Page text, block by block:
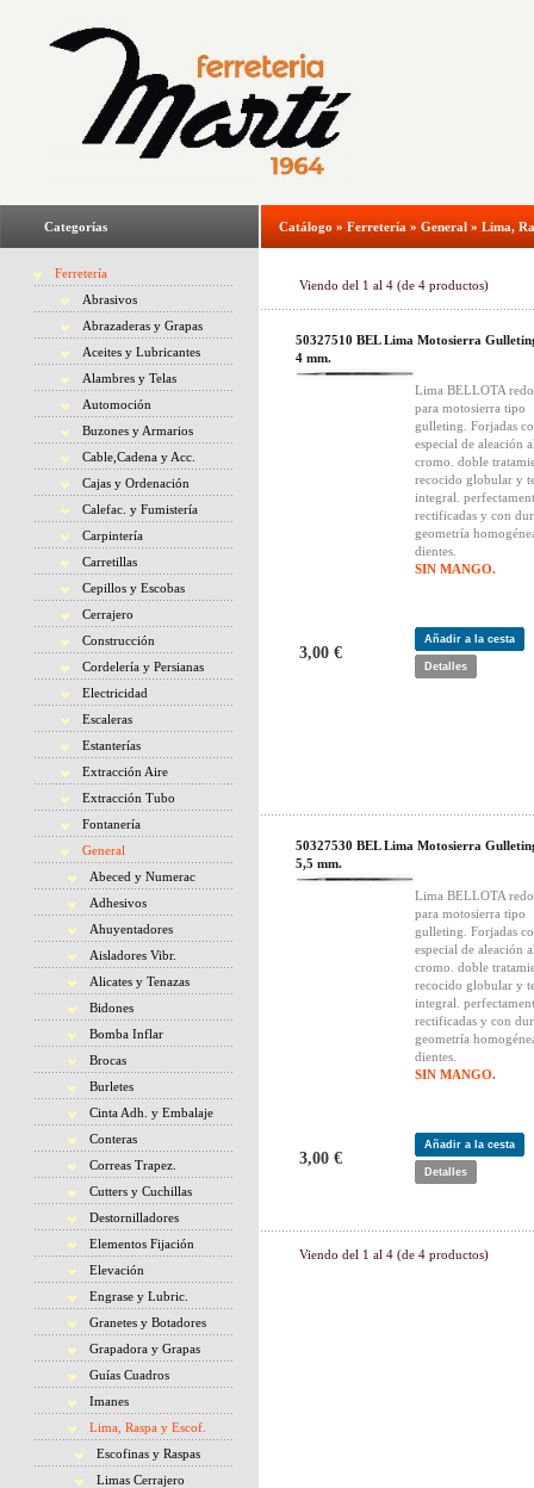
Categorías
Ferretería
Abrasivos
Abrazaderas y Grapas
Aceites y Lubricantes
Alambres y Telas
Automoción
Buzones y Armarios
Cable,Cadena y Acc.
Cajas y Ordenación
Calefac. y Fumistería
Carpintería
Carretillas
Cepillos y Escobas
Cerrajero
Construcción
Cordelería y Persianas
Electricidad
Escaleras
Estanterías
Extracción Aire
Extracción Tubo
Fontanería
General
Abeced y Numerac
Adhesivos
Ahuyentadores
Aisladores Vibr.
Alicates y Tenazas
Bidones
Bomba Inflar
Brocas
Burletes
Cinta Adh. y Embalaje
Conteras
Correas Trapez.
Cutters y Cuchillas
Destornilladores
Elementos Fijación
Elevación
Engrase y Lubric.
Granetes y Botadores
Grapadora y Grapas
Guías Cuadros
Imanes
Lima, Raspa y Escof.
Escofinas y Raspas
Limas Cerrajero
Catálogo » Ferretería » General » Lima,
Viendo del 1 al 4 (de 4 productos)
50327510 BEL Lima Motosierra
4 mm.
Lima BELLOTA
para motosierra tipo
gulleting. Forjadas
especial de aleación
cromo. doble
recocido globular y
integral.
rectificadas y con
geometría
dientes.
SIN MANGO.
3,00 €
Añadir a la cesta
Detalles
50327530 BEL Lima Motosierra
5,5 mm.
Lima BELLOTA
para motosierra tipo
gulleting. Forjadas
especial de aleación
cromo. doble
recocido globular y
integral.
rectificadas y con
geometría
dientes.
SIN MANGO.
3,00 €
Añadir a la cesta
Detalles
Viendo del 1 al 4 (de 4 productos)